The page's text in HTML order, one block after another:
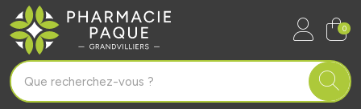
Pharmacie Paque Grandvilliers
0